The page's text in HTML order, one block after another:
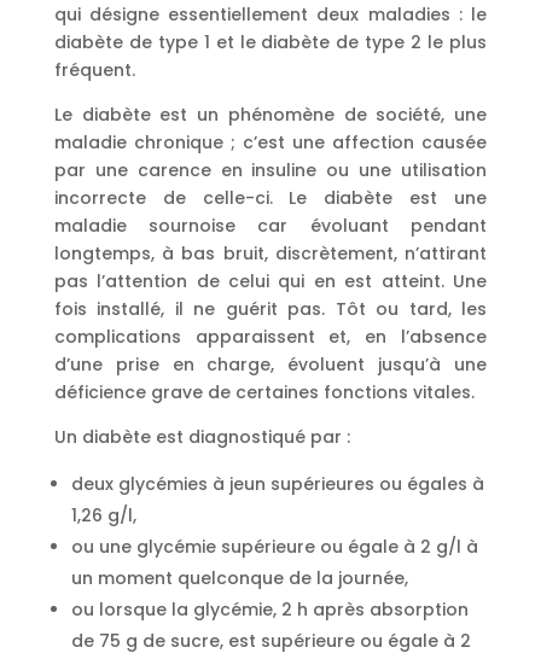
qui désigne essentiellement deux maladies : le
diabète de type 1 et le diabète de type 2 le plus
fréquent.
Le diabète est un phénomène de société, une
maladie chronique ; c’est une affection causée
par une carence en insuline ou une utilisation
incorrecte de celle-ci. Le diabète est une
maladie sournoise car évoluant pendant
longtemps, à bas bruit, discrètement, n’attirant
pas l’attention de celui qui en est atteint. Une
fois installé, il ne guérit pas. Tôt ou tard, les
complications apparaissent et, en l’absence
d’une prise en charge, évoluent jusqu’à une
déficience grave de certaines fonctions vitales.
Un diabète est diagnostiqué par :
deux glycémies à jeun supérieures ou égales à
1,26 g/l,
ou une glycémie supérieure ou égale à 2 g/l à
un moment quelconque de la journée,
ou lorsque la glycémie, 2 h après absorption
de 75 g de sucre, est supérieure ou égale à 2